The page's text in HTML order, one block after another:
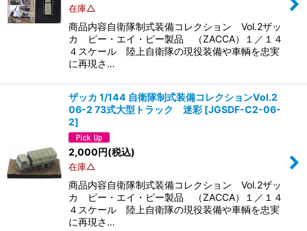
在庫△
商品内容自衛隊制式装備コレクション Vol.2ザッ
カ ピー・エイ・ピー製品 （ZACCA）１／１４
４スケール 陸上自衛隊の現役装備や車輌を忠実
に再現さ…
ザッカ 1/144 自衛隊制式装備コレクションVol.2
06-2 73式大型トラック 迷彩 [JGSDF-C2-06-
2]
2,000円(税込)
在庫△
商品内容自衛隊制式装備コレクション Vol.2ザッ
カ ピー・エイ・ピー製品 （ZACCA）１／１４
４スケール 陸上自衛隊の現役装備や車輌を忠実
に再現さ…